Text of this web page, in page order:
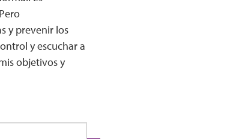
y prevenir los
y escuchar a
objetivos y